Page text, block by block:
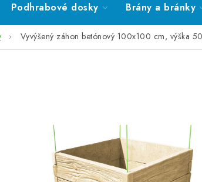
Podhrabové dosky Brány a bránky
Vyvýšený záhon betónový 100x100 cm, výška